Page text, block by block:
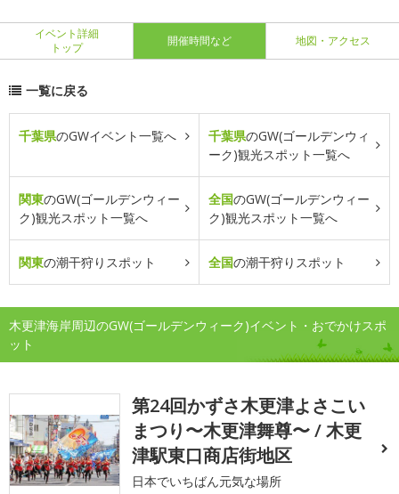
イベント詳細
トップ
開催時間など 地図・アクセス
一覧に戻る
千葉県のGWイベント一覧へ 千葉県のGW(ゴールデンウィ
ーク)観光スポット一覧へ
関東のGW(ゴールデンウィー
ク)観光スポット一覧へ
全国のGW(ゴールデンウィー
ク)観光スポット一覧へ
関東の潮干狩りスポット 全国の潮干狩りスポット
木更津海岸周辺のGW(ゴールデンウィーク)イベント・おでかけスポ
ット
第24回かずさ木更津よさこい
まつり〜木更津舞尊〜 / 木更
津駅東口商店街地区
日本でいちばん元気な場所